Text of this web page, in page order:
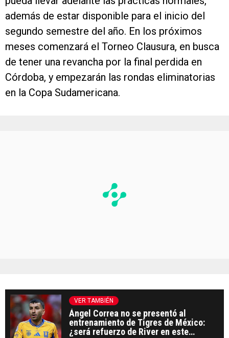
además de estar disponible para el inicio del
segundo semestre del año. En los próximos
meses comenzará el Torneo Clausura, en busca
de tener una revancha por la final perdida en
Córdoba, y empezarán las rondas eliminatorias
en la Copa Sudamericana.
VER TAMBIÉN
Ángel Correa no se presentó al
entrenamiento de Tigres de México:
¿será refuerzo de River en este